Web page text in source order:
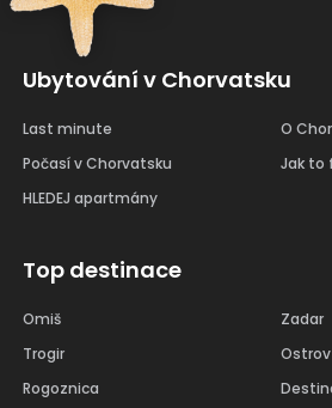
Ubytování v Chorvatsku
Last minute
Počasí v Chorvatsku
HLEDEJ apartmány
O
Jak to
Top destinace
Omiš
Trogir
Rogoznica
Zadar
Ostrov